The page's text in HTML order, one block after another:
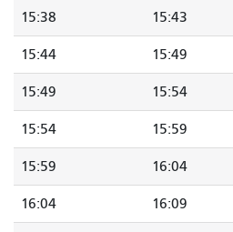
15:38 15:43
15:44 15:49
15:49 15:54
15:54 15:59
15:59 16:04
16:04 16:09